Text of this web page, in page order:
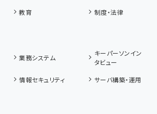
教育 制度・法律
業務システム
キーパーソンイン
タビュー
情報セキュリティ
サーバ構築・運用